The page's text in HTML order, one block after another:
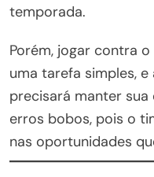
temporada.
Porém, jogar contra
uma tarefa simples,
precisará manter
erros bobos, pois o
nas oportunidades